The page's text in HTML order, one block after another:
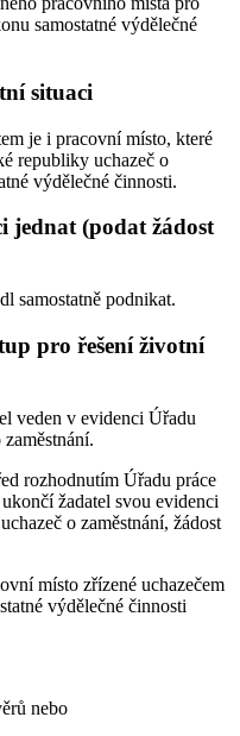
samostatné výdělečné
situaci
je i pracovní místo, které
republiky uchazeč o
výdělečné činnosti.
jednat (podat žádost
samostatně podnikat.
pro řešení životní
veden v evidenci Úřadu
rozhodnutím Úřadu práce
žadatel svou evidenci
o zaměstnání, žádost
místo zřízené uchazečem
výdělečné činnosti
nebo